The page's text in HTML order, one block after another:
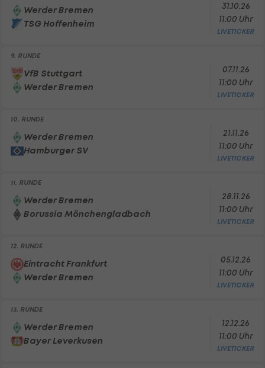
Werder Bremen
TSG Hoffenheim
31.10.26
11:00 Uhr
LIVETICKER
9. RUNDE
VfB Stuttgart
Werder Bremen
07.11.26
11:00 Uhr
LIVETICKER
10. RUNDE
Werder Bremen
Hamburger SV
21.11.26
11:00 Uhr
LIVETICKER
11. RUNDE
Werder Bremen
Borussia Mönchengladbach
28.11.26
11:00 Uhr
LIVETICKER
12. RUNDE
Eintracht Frankfurt
Werder Bremen
05.12.26
11:00 Uhr
LIVETICKER
13. RUNDE
Werder Bremen
Bayer Leverkusen
12.12.26
11:00 Uhr
LIVETICKER